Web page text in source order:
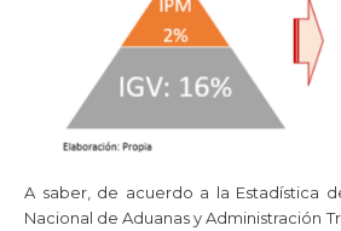
A saber, de acuerdo a la Estadística
Nacional de Aduanas y Administración